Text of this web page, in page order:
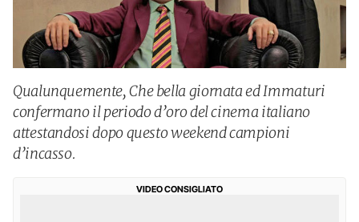
Qualunquemente, Che bella giornata ed Immaturi
confermano il periodo d’oro del cinema italiano
attestandosi dopo questo weekend campioni
d’incasso.
VIDEO CONSIGLIATO